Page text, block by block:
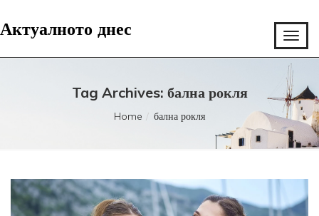
Актуалното днес
Tag Archives: бална рокля
Home бална рокля